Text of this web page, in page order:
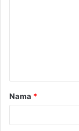
a
r
Nama *